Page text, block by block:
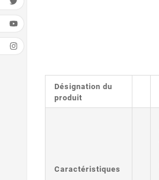
Désignation du
produit
Caractéristiques